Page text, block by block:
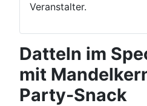
Veranstalter.
Datteln im
mit
Party-Snack